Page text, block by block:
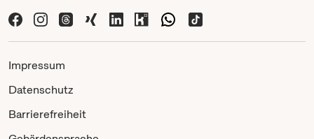
Impressum
Datenschutz
Barrierefreiheit